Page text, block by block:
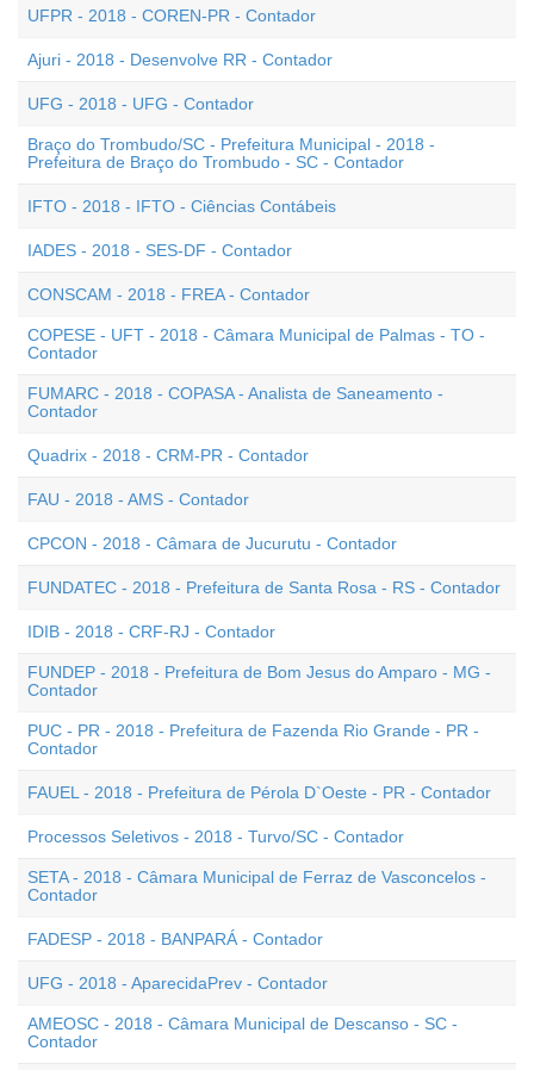
UFPR - 2018 - COREN-PR - Contador
Ajuri - 2018 - Desenvolve RR - Contador
UFG - 2018 - UFG - Contador
Braço do Trombudo/SC - Prefeitura Municipal - 2018 -
Prefeitura de Braço do Trombudo - SC - Contador
IFTO - 2018 - IFTO - Ciências Contábeis
IADES - 2018 - SES-DF - Contador
CONSCAM - 2018 - FREA - Contador
COPESE - UFT - 2018 - Câmara Municipal de Palmas - TO -
Contador
FUMARC - 2018 - COPASA - Analista de Saneamento -
Contador
Quadrix - 2018 - CRM-PR - Contador
FAU - 2018 - AMS - Contador
CPCON - 2018 - Câmara de Jucurutu - Contador
FUNDATEC - 2018 - Prefeitura de Santa Rosa - RS - Contador
IDIB - 2018 - CRF-RJ - Contador
FUNDEP - 2018 - Prefeitura de Bom Jesus do Amparo - MG -
Contador
PUC - PR - 2018 - Prefeitura de Fazenda Rio Grande - PR -
Contador
FAUEL - 2018 - Prefeitura de Pérola D`Oeste - PR - Contador
Processos Seletivos - 2018 - Turvo/SC - Contador
SETA - 2018 - Câmara Municipal de Ferraz de Vasconcelos -
Contador
FADESP - 2018 - BANPARÁ - Contador
UFG - 2018 - AparecidaPrev - Contador
AMEOSC - 2018 - Câmara Municipal de Descanso - SC -
Contador